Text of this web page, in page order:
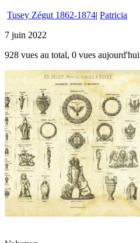
Tusey Zégut 1862-1874| Patricia
7 juin 2022
928 vues au total, 0 vues aujourd'hui